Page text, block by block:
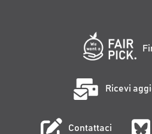
Ricevi
Contattaci